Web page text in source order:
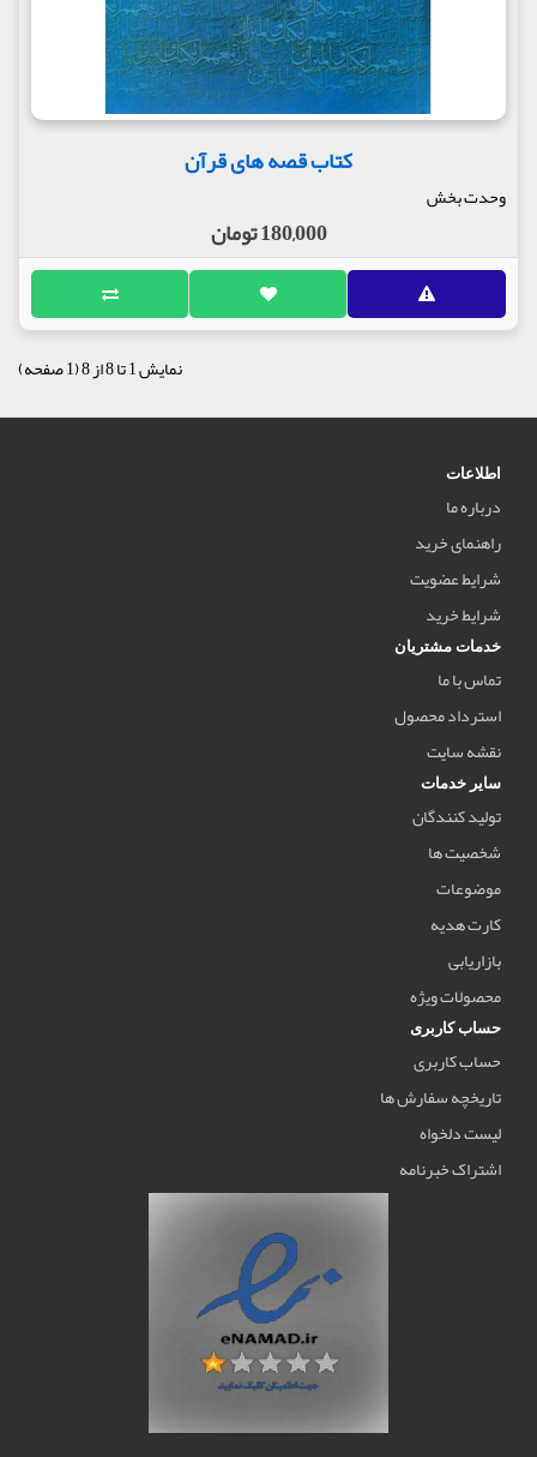
کتاب قصه های قرآن
وحدت بخش
180,000 تومان
نمایش 1 تا 8 از 8 (1 صفحه)
اطلاعات
درباره ما
راهنمای خرید
شرایط عضویت
شرایط خرید
خدمات مشتریان
تماس با ما
استرداد محصول
نقشه سایت
سایر خدمات
تولید کنندگان
شخصیت ها
موضوعات
کارت هدیه
بازاریابی
محصولات ویژه
حساب کاربری
حساب کاربری
تاریخچه سفارش ها
لیست دلخواه
اشتراک خبرنامه